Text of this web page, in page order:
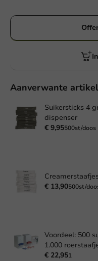
Aanverwante
Suikersticks 4
dispenser
€ 9,95500st/doos
€ 13,90500st/
Voordeel: 500
1.000
€ 22,951